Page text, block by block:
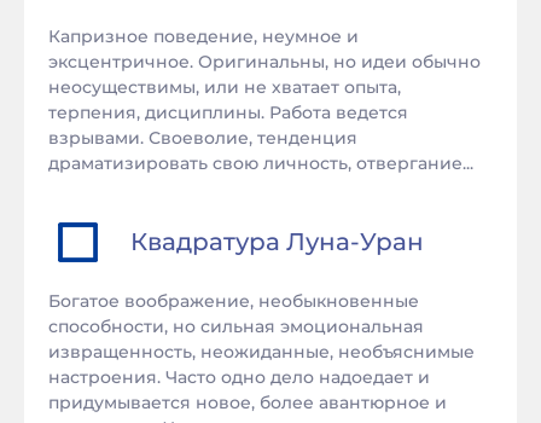
Капризное поведение, неумное и
эксцентричное. Оригинальны, но идеи обычно
неосуществимы, или не хватает опыта,
терпения, дисциплины. Работа ведется
взрывами. Своеволие, тенденция
драматизировать свою личность, отвергание...
Квадратура Луна-Уран
Богатое воображение, необыкновенные
способности, но сильная эмоциональная
извращенность, неожиданные, необъяснимые
настроения. Часто одно дело надоедает и
придумывается новое, более авантюрное и